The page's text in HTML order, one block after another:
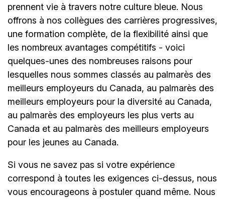
prennent vie à travers notre culture bleue. Nous
offrons à nos collègues des carrières progressives,
une formation complète, de la flexibilité ainsi que
les nombreux avantages compétitifs - voici
quelques-unes des nombreuses raisons pour
lesquelles nous sommes classés au palmarès des
meilleurs employeurs du Canada, au palmarès des
meilleurs employeurs pour la diversité au Canada,
au palmarès des employeurs les plus verts au
Canada et au palmarès des meilleurs employeurs
pour les jeunes au Canada.
Si vous ne savez pas si votre expérience
correspond à toutes les exigences ci-dessus, nous
vous encourageons à postuler quand même. Nous